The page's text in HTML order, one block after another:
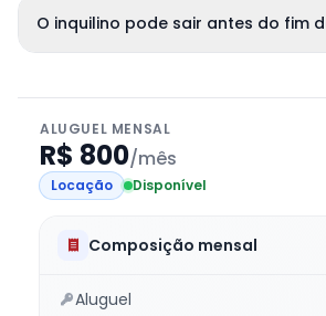
O inquilino pode sair antes do fim
ALUGUEL MENSAL
R$ 800/mês
Locação Disponível
Composição mensal
Aluguel